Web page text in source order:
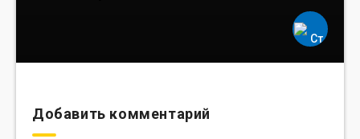
Добавить комментарий